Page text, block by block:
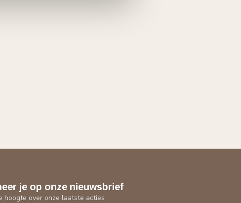
je op onze nieuwsbrief
hoogte over onze laatste acties